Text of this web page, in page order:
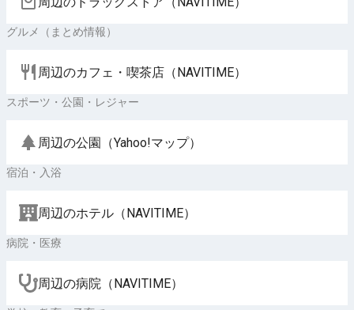
グルメ（まとめ情報）
周辺のカフェ・喫茶店（NAVITIME）
スポーツ・公園・レジャー
周辺の公園（Yahoo!マップ）
宿泊・入浴
周辺のホテル（NAVITIME）
病院・医療
周辺の病院（NAVITIME）